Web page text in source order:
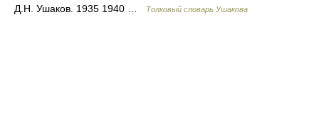
Д.Н. Ушаков. 1935 1940 …
Толковый словарь Ушакова